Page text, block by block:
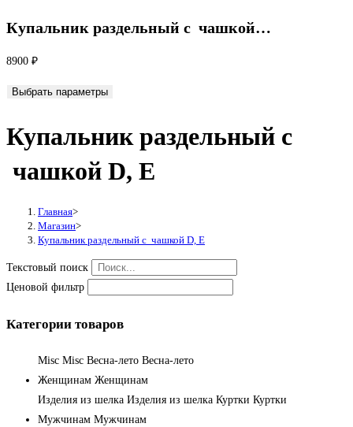
Купальник раздельный с чашкой…
8900 ₽
Выбрать параметры
Купальник раздельный с
чашкой D, Е
Главная>
Магазин>
Купальник раздельный с чашкой D, Е
Текстовый поиск
Ценовой фильтр
Категории товаров
Misc Misc Весна-лето Весна-лето
Женщинам Женщинам
Изделия из шелка Изделия из шелка Куртки Куртки
Мужчинам Мужчинам